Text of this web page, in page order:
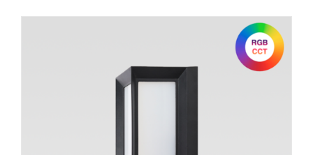
ᲙᲐᲚᲐᲗᲐᲨᲘ ᲓᲐᲛᲐᲢᲔᲑᲐ / ᲓᲔᲢᲐᲚᲔᲑᲘ